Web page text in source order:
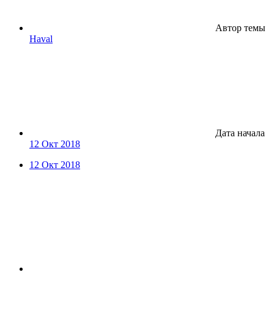
Автор темы
Haval
Дата начала
12 Окт 2018
12 Окт 2018